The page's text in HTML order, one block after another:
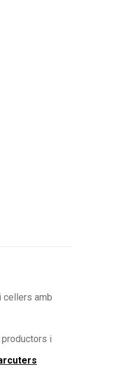
cellers amb
i